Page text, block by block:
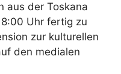
aus der Toskana
Uhr fertig zu
zur kulturellen
den medialen